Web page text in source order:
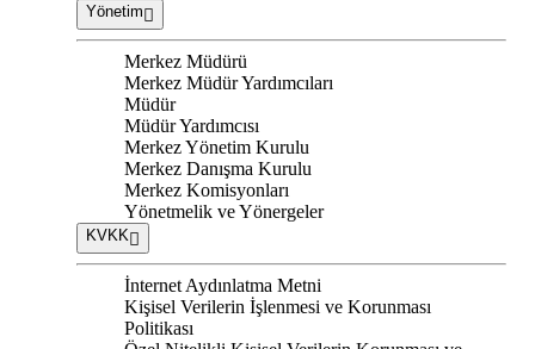
Yönetim
Merkez Müdürü
Merkez Müdür Yardımcıları
Müdür
Müdür Yardımcısı
Merkez Yönetim Kurulu
Merkez Danışma Kurulu
Merkez Komisyonları
Yönetmelik ve Yönergeler
KVKK
İnternet Aydınlatma Metni
Kişisel Verilerin İşlenmesi ve Korunması
Politikası